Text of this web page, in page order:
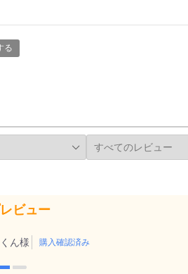
る
ビュー
ん様 購入確認済み